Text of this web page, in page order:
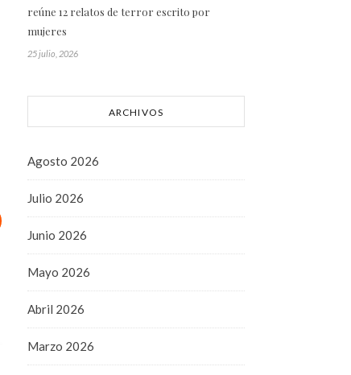
reúne 12 relatos de terror escrito por
mujeres
25 julio, 2026
ARCHIVOS
Agosto 2026
Julio 2026
Junio 2026
Mayo 2026
Abril 2026
Marzo 2026